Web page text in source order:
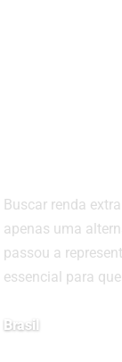
Buscar renda
apenas uma
passou a
essencial para
Brasil